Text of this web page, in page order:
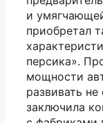
и
приобретал
персика».
мощности
развивать
заключила